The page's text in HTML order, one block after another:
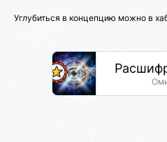
Углубиться в концепцию можно в